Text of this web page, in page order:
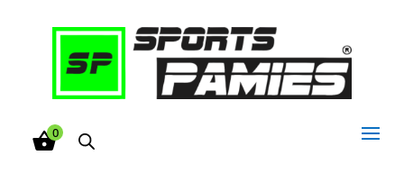
0